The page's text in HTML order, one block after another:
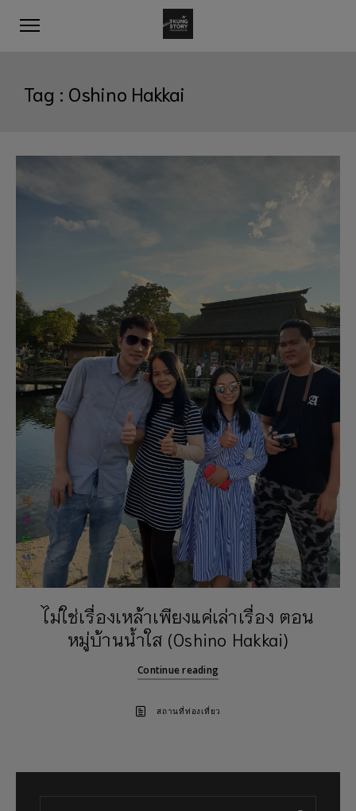
Tag : Oshino Hakkai
ไม่ใช่เรื่องเหล้าเพียงแค่เล่าเรื่อง ตอน
หมู่บ้านน้ำใส (Oshino Hakkai)
Continue reading
สถานที่ท่องเที่ยว